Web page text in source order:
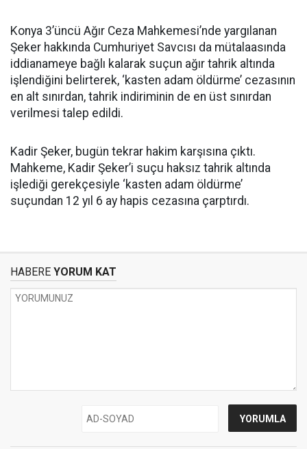
Konya 3’üncü Ağır Ceza Mahkemesi’nde yargılanan
Şeker hakkında Cumhuriyet Savcısı da mütalaasında
iddianameye bağlı kalarak suçun ağır tahrik altında
işlendiğini belirterek, ‘kasten adam öldürme’ cezasının
en alt sınırdan, tahrik indiriminin de en üst sınırdan
verilmesi talep edildi.
Kadir Şeker, bugün tekrar hakim karşısına çıktı.
Mahkeme, Kadir Şeker’i suçu haksız tahrik altında
işlediği gerekçesiyle ‘kasten adam öldürme’
suçundan 12 yıl 6 ay hapis cezasına çarptırdı.
HABERE YORUM KAT